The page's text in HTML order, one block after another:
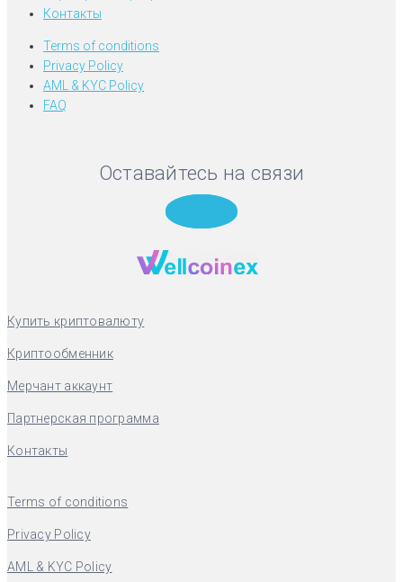
Контакты
Terms of conditions
Privacy Policy
AML & KYC Policy
FAQ
Оставайтесь на связи
Купить криптовалюту
Криптообменник
Мерчант аккаунт
Партнерская программа
Контакты
Terms of conditions
Privacy Policy
AML & KYC Policy